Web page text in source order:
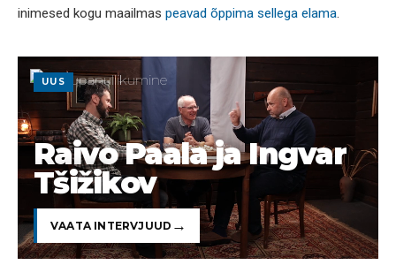
inimesed kogu maailmas peavad õppima sellega elama.
UUS
Raivo Paala ja Ingvar
Tšižikov
VAATA INTERVJUUD